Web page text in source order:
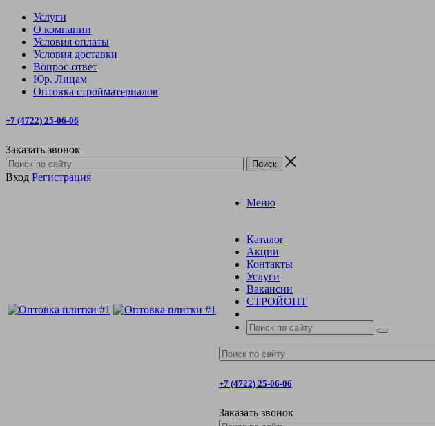
Услуги
О компании
Условия оплаты
Условия доставки
Вопрос-ответ
Юр. Лицам
Оптовка стройматериалов
+7 (4722) 25-06-06
Заказать звонок
Вход Регистрация
Меню
Каталог
Акции
Контакты
Услуги
Вакансии
СТРОЙОПТ
+7 (4722) 25-06-06
Заказать звонок